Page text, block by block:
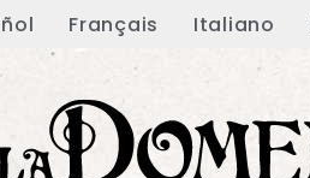
Français Italiano